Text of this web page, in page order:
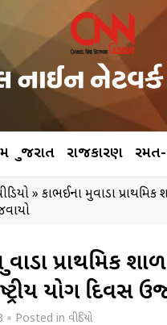
ગુજરાત રાજકારણ
» કાભઈના મુવાડા પ્રાથમિક
પ્રાથમિક
યોગ દિવસ
Posted in વીડિયો